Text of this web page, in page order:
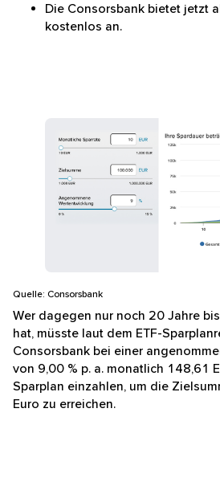
Die Consorsbank bietet jetzt
kostenlos an.
Quelle: Consorsbank
Wer dagegen nur noch 20 Jahre
hat, müsste laut dem ETF-
Consorsbank bei einer
von 9,00 % p. a. monatlich 148,61
Sparplan einzahlen, um die
Euro zu erreichen.